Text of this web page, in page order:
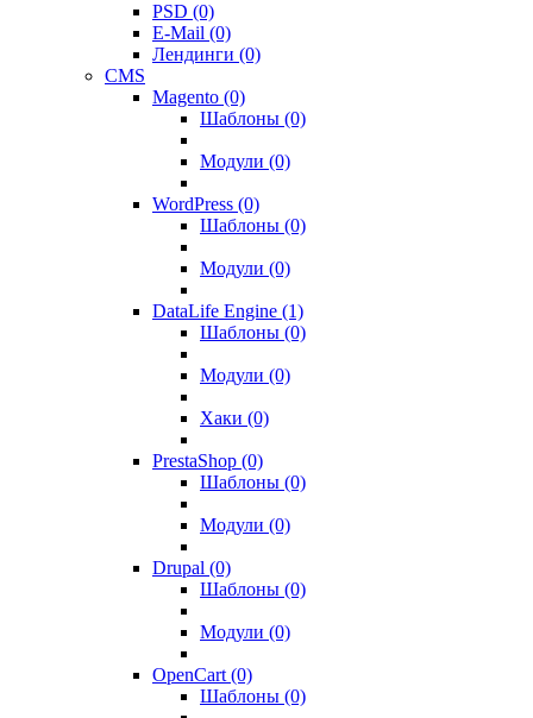
PSD (0)
E-Mail (0)
Лендинги (0)
CMS
Magento (0)
Шаблоны (0)
Модули (0)
WordPress (0)
Шаблоны (0)
Модули (0)
DataLife Engine (1)
Шаблоны (0)
Модули (0)
Хаки (0)
PrestaShop (0)
Шаблоны (0)
Модули (0)
Drupal (0)
Шаблоны (0)
Модули (0)
OpenCart (0)
Шаблоны (0)